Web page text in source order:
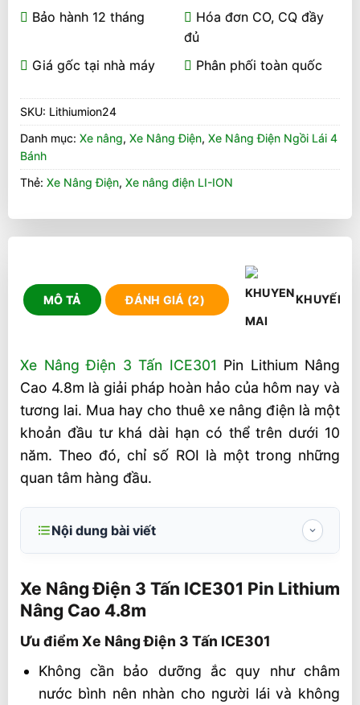
Bảo hành 12 tháng
Hóa đơn CO, CQ đầy
đủ
Giá gốc tại nhà máy
Phân phối toàn quốc
SKU: Lithiumion24
Danh mục: Xe nâng, Xe Nâng Điện, Xe Nâng Điện Ngồi Lái 4
Bánh
Thẻ: Xe Nâng Điện, Xe nâng điện LI-ION
MÔ TẢ ĐÁNH GIÁ (2) KHUYẾN
Xe Nâng Điện 3 Tấn ICE301 Pin Lithium Nâng
Cao 4.8m là giải pháp hoàn hảo của hôm nay và
tương lai. Mua hay cho thuê xe nâng điện là một
khoản đầu tư khá dài hạn có thể trên dưới 10
năm. Theo đó, chỉ số ROI là một trong những
quan tâm hàng đầu.
Nội dung bài viết
Nâng Cao 4.8m
Ưu điểm Xe Nâng Điện 3 Tấn ICE301
Xe nâng điện Lithium có chi phí sử dụng
thấp nhất
Có thể biến xe nâng điện bình chì axit
Xe Nâng Điện 3 Tấn ICE301 Pin Lithium
Nâng Cao 4.8m
Ưu điểm Xe Nâng Điện 3 Tấn ICE301
Không cần bảo dưỡng ắc quy như châm
nước bình nên nhàn cho người lái và không